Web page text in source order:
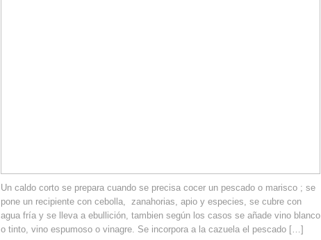
Un caldo corto se prepara cuando se precisa cocer un pescado o marisco ; se
pone un recipiente con cebolla, zanahorias, apio y especies, se cubre con
agua fría y se lleva a ebullición, tambien según los casos se añade vino blanco
o tinto, vino espumoso o vinagre. Se incorpora a la cazuela el pescado […]